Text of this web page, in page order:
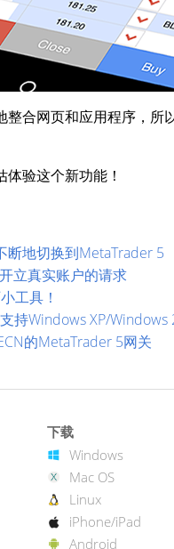
合网页和应用程序，
体验这个新功能！
地切换到MetaTrader 5
立真实账户的请求
工具！
持Windows XP/
的MetaTrader 5网关
下载
Windows
Mac OS
Linux
iPhone/iPad
Android